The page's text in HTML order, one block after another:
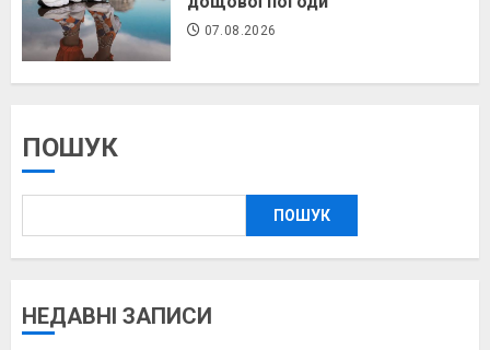
07.08.2026
ПОШУК
ПОШУК
НЕДАВНІ ЗАПИСИ